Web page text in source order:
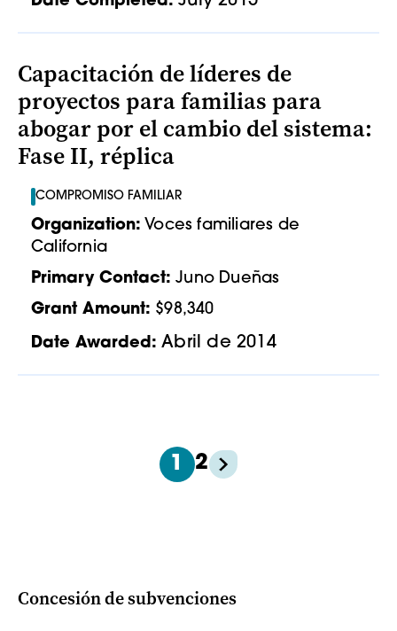
Capacitación de líderes de
proyectos para familias para
abogar por el cambio del sistema:
Fase II, réplica
COMPROMISO FAMILIAR
Organization: Voces familiares de
California
Primary Contact: Juno Dueñas
Grant Amount: $98,340
Date Awarded: Abril de 2014
1 2
Concesión de subvenciones